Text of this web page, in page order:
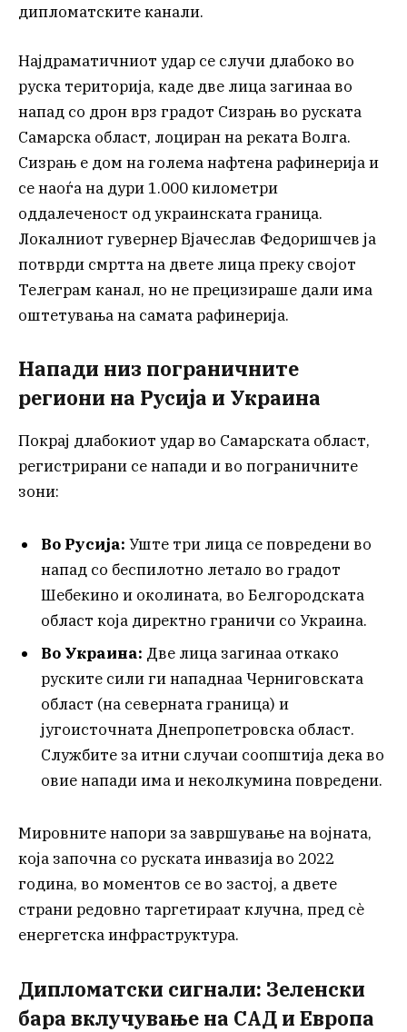
дипломатските канали.
Најдраматичниот удар се случи длабоко во
руска територија, каде две лица загинаа во
напад со дрон врз градот Сизрањ во руската
Самарска област, лоциран на реката Волга.
Сизрањ е дом на голема нафтена рафинерија и
се наоѓа на дури 1.000 километри
оддалеченост од украинската граница.
Локалниот гувернер Вјачеслав Федоришчев ја
потврди смртта на двете лица преку својот
Телеграм канал, но не прецизираше дали има
оштетувања на самата рафинерија.
Напади низ пограничните
региони на Русија и Украина
Покрај длабокиот удар во Самарската област,
регистрирани се напади и во пограничните
зони:
Во Русија: Уште три лица се повредени во
напад со беспилотно летало во градот
Шебекино и околината, во Белгородската
област која директно граничи со Украина.
Во Украина: Две лица загинаа откако
руските сили ги нападнаа Черниговската
област (на северната граница) и
југоисточната Днепропетровска област.
Службите за итни случаи соопштија дека во
овие напади има и неколкумина повредени.
Мировните напори за завршување на војната,
која започна со руската инвазија во 2022
година, во моментов се во застој, а двете
страни редовно таргетираат клучна, пред сè
енергетска инфраструктура.
Дипломатски сигнали: Зеленски
бара вклучување на САД и Европа